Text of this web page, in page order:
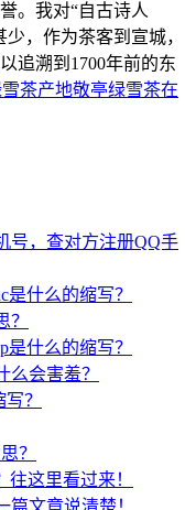
。我对“自古诗人
，作为茶客到宣城，
追溯到1700年前的东
茶产地敬亭绿雪茶在
号，查对方注册QQ手
是什么的缩写？
是什么的缩写？
么会害羞？
？
？
这里看过来！
篇文章说清楚！